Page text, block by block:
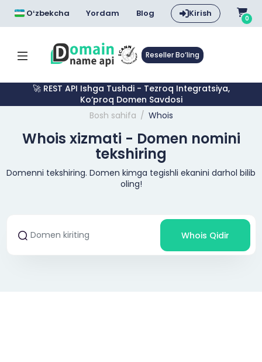
Oʻzbekcha Yordam Blog Kirish 0
Reseller Bo‘ling
🚀 REST API Ishga Tushdi - Tezroq Integratsiya,
Ko‘proq Domen Savdosi
Bosh sahifa
Whois
Whois xizmati - Domen nomini
tekshiring
Domenni tekshiring. Domen kimga tegishli ekanini darhol bilib
oling!
Whois Qidir